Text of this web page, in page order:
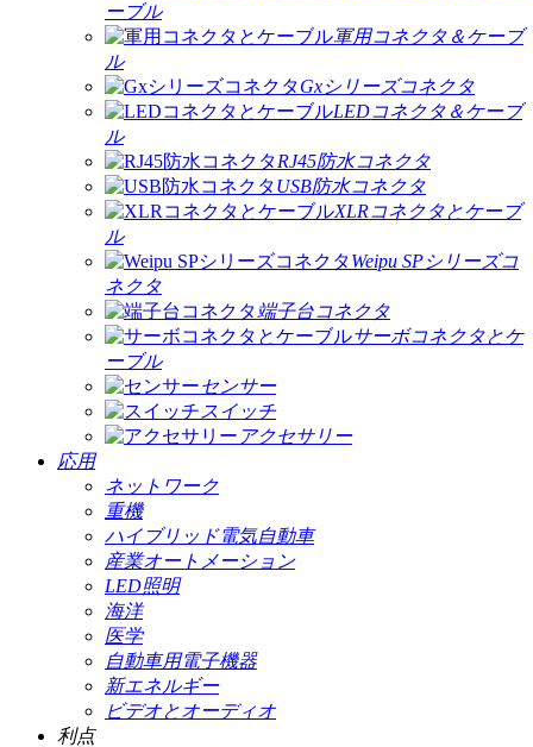
ーブル
軍用コネクタ＆ケーブ
ル
Gxシリーズコネクタ
LEDコネクタ＆ケーブ
ル
RJ45防水コネクタ
USB防水コネクタ
XLRコネクタとケーブ
ル
Weipu SPシリーズコ
ネクタ
端子台コネクタ
サーボコネクタとケ
ーブル
センサー
スイッチ
アクセサリー
応用
ネットワーク
重機
ハイブリッド電気自動車
産業オートメーション
LED照明
海洋
医学
自動車用電子機器
新エネルギー
ビデオとオーディオ
利点